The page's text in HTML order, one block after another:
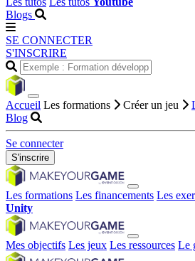
Blogs
SE CONNECTER
S'INSCRIRE
Accueil Les formations Créer un jeu
Blog
Se connecter
S'inscrire
Les formations Les financements Les
Unity
Mes objectifs Les jeux Les ressources Le